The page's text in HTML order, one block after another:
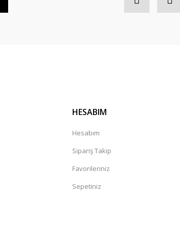
HESABIM
Hesabım
Sipariş Takip
Favorileriniz
Sepetiniz